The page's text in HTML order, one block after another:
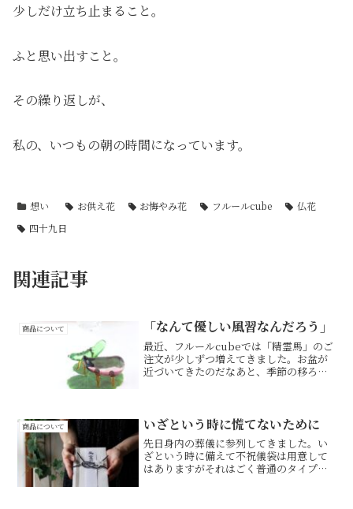
少しだけ立ち止まること。
ふと思い出すこと。
その繰り返しが、
私の、いつもの朝の時間になっています。
想い お供え花 お悔やみ花 フルールcube
仏花
四十九日
関連記事
商品について 「なんて優しい風習なんだろう」
最近、フルールcubeでは「精霊馬」のご
注文が少しずつ増えてきました。お盆が
近づいてきたのだなあと、季節の移ろい
葉の上にお供え物を並...
商品について いざという時に慌てないために
先日身内の葬儀に参列してきました。い
ざという時に備えて不祝儀袋は用意して
はありますがそれはごく普通のタイプ。